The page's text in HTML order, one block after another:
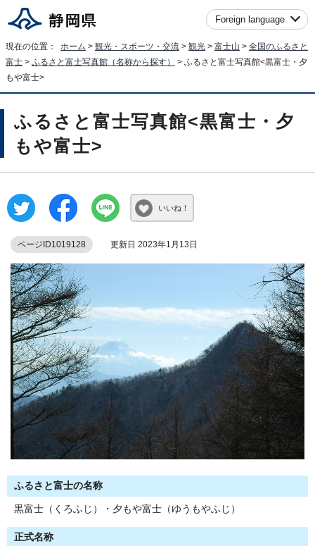
Foreign language
現在の位置： ホーム > 観光・スポーツ・交流 > 観光 > 富士山 > 全国のふるさと
富士 > ふるさと富士写真館（名称から探す）
> ふるさと富士写真館<黒富士・夕
もや富士>
ふるさと富士写真館<黒富士・夕
もや富士>
いいね！
ページID1019128 更新日 2023年1月13日
ふるさと富士の名称
黒富士（くろふじ）・夕もや富士（ゆうもやふじ）
正式名称